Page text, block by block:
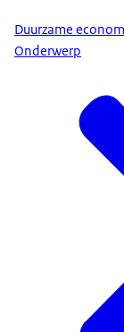
Duurzame
Onderwerp